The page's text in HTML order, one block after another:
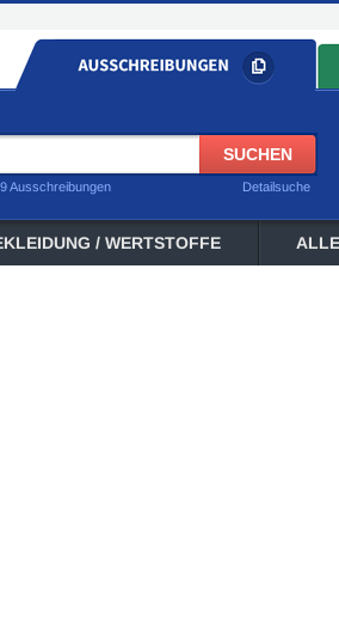
Detailsuche
Ausschreibungen
/ WERTSTOFFE